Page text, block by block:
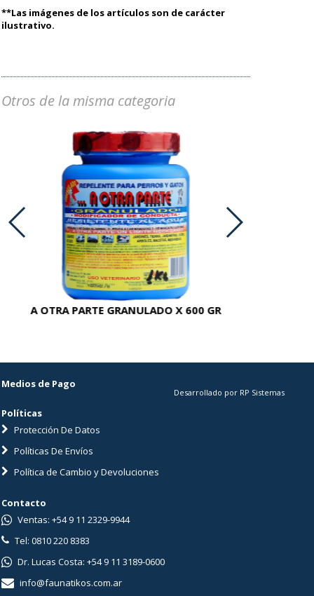
**Las imágenes de los artículos son de carácter
ilustrativo.
Otros de la misma categoria
A OTRA PARTE GRANULADO X 600 GR
Medios de Pago
Políticas
Protección De Datos
Políticas De Envíos
Política de Cambio y Devoluciones
Desarrollado por RP Sistemas
Contacto
Ventas: +54 9 11 2329-9944
Tel: 0810 220 8383
Dr. Lucas Costa: +54 9 11 3189-0600
info@faunatikos.com.ar